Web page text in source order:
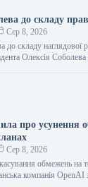
до складу
Сер 8, 2026
до складу
Олексія
про усунення
Сер 8, 2026
обмежень на
компанія